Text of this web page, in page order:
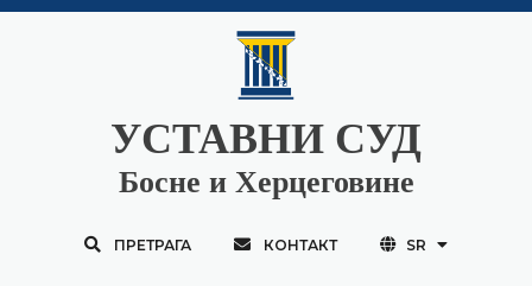
УСТАВНИ СУД
Босне и Херцеговине
ПРЕТРАГА КОНТАКТ SR